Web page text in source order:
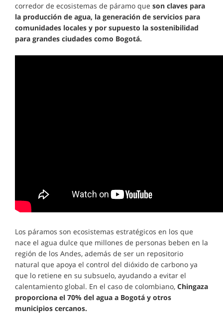
corredor de ecosistemas de páramo que son claves para
la producción de agua, la generación de servicios para
comunidades locales y por supuesto la sostenibilidad
para grandes ciudades como Bogotá.
Los páramos son ecosistemas estratégicos en los que
nace el agua dulce que millones de personas beben en la
región de los Andes, además de ser un repositorio
natural que apoya el control del dióxido de carbono ya
que lo retiene en su subsuelo, ayudando a evitar el
calentamiento global. En el caso de colombiano, Chingaza
proporciona el 70% del agua a Bogotá y otros
municipios cercanos.